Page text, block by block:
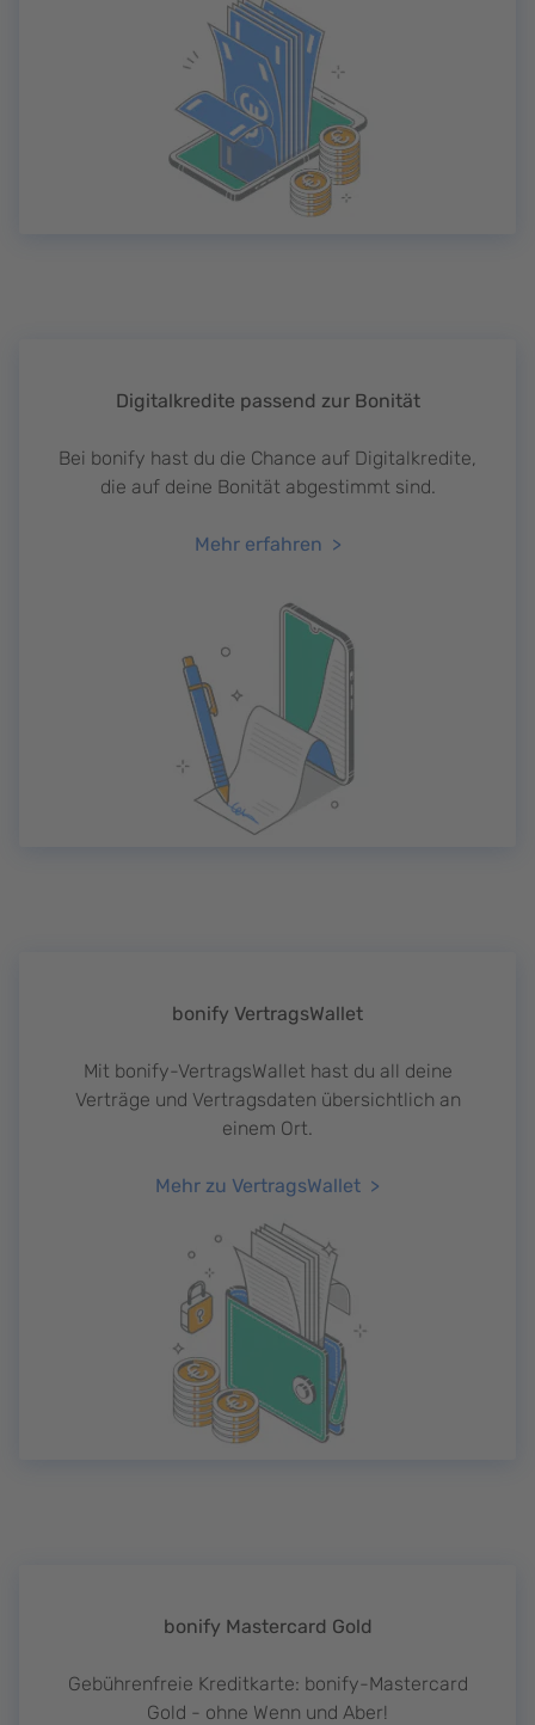
Digitalkredite passend zur Bonität
Bei bonify hast du die Chance auf Digitalkredite,
die auf deine Bonität abgestimmt sind.
Mehr erfahren
bonify VertragsWallet
Mit bonify-VertragsWallet hast du all deine
Verträge und Vertragsdaten übersichtlich an
einem Ort.
Mehr zu VertragsWallet
bonify Mastercard Gold
Gebührenfreie Kreditkarte: bonify-Mastercard
Gold - ohne Wenn und Aber!